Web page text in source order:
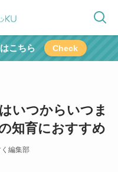
こちら Check
いつからいつま
知育におすすめ
編集部